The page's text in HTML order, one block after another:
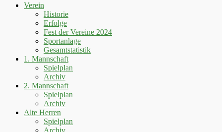
Verein
Historie
Erfolge
Fest der Vereine 2024
Sportanlage
Gesamtstatistik
1. Mannschaft
Spielplan
Archiv
2. Mannschaft
Spielplan
Archiv
Alte Herren
Spielplan
Archiv